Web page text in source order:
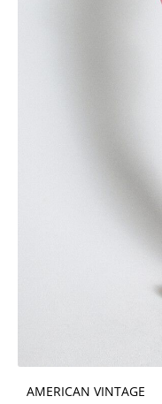
AMERICAN VINTAGE